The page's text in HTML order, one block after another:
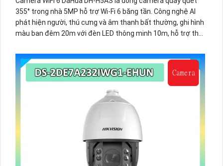
5%-35%
Camera WiFi 6 DaHua DH-H5AS là dòng camera quay quét
355° trong nhà 5MP hỗ trợ Wi-Fi 6 băng tần. Công nghệ AI
màu ban đêm 20m với đèn LED thông minh 10m, hỗ trợ thẻ
nhớ 256GB và quản lý từ xa qua ứng dụng DMSS,